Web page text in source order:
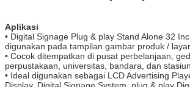
Aplikasi
• Digital Signage Plug & play Stand Alone 32
digunakan pada tampilan gambar produk /
• Cocok ditempatkan di pusat perbelanjaan,
perpustakaan, universitas, bandara, dan
• Ideal digunakan sebagai LCD Advertising